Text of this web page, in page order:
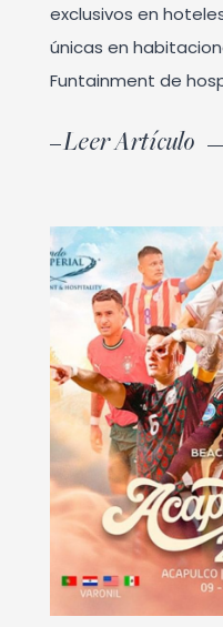
exclusivos en
únicas en
Funtainment de
Leer Artículo